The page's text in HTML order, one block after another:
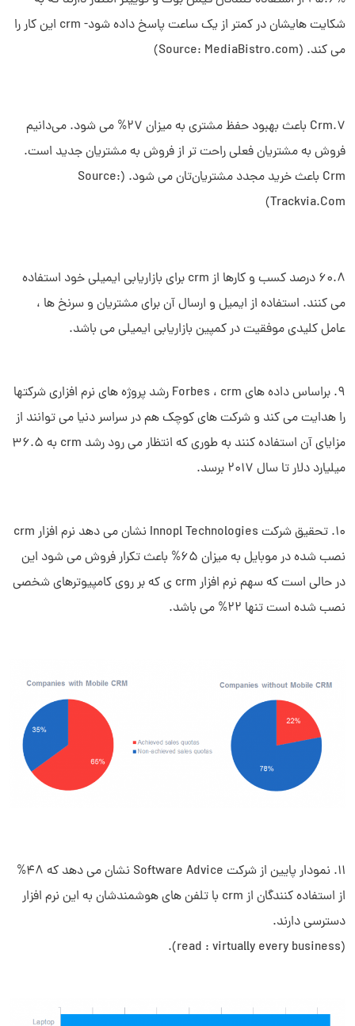
شکایت هایشان در کمتر از یک ساعت پاسخ داده شود- crm این کار را
می کند. (Source: MediaBistro.com)
Crm.7 باعث بهبود حفظ مشتری به میزان 27% می شود. می‌دانیم
فروش به مشتریان فعلی راحت تر از فروش به مشتریان جدید است.
Crm باعث خرید مجدد مشتریان‌تان می شود. (Source:
Trackvia.Com)
60.8 درصد کسب و کارها از crm برای بازاریابی ایمیلی خود استفاده
می کنند. استفاده از ایمیل و ارسال آن برای مشتریان و سرنخ ها ،
عامل کلیدی موفقیت در کمپین بازاریابی ایمیلی می باشد.
9. براساس داده های Forbes ، crm رشد پروژه های نرم افزاری شرکتها
را هدایت می کند و شرکت های کوچک هم در سراسر دنیا می توانند از
مزایای آن استفاده کنند به طوری که انتظار می رود رشد crm به 36.5
میلیارد دلار تا سال 2017 برسد.
10. تحقیق شرکت Innopl Technologies نشان می دهد نرم افزار crm
نصب شده در موبایل به میزان 65% باعث تکرار فروش می شود این
در حالی است که سهم نرم افزار crm ی که بر روی کامپیوترهای شخصی
نصب شده است تنها 22% می باشد.
11. نمودار پایین از شرکت Software Advice نشان می دهد که 48%
از استفاده کنندگان از crm با تلفن های هوشمندشان به این نرم افزار
دسترسی دارند.
(read : virtually every business).